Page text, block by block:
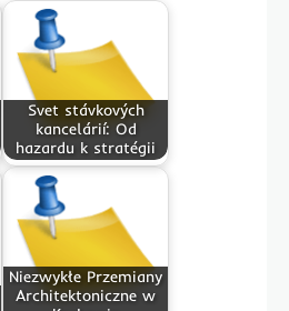
Svet stávkových
kancelárií: Od
hazardu k stratégii
Niezwykłe Przemiany
Architektoniczne w